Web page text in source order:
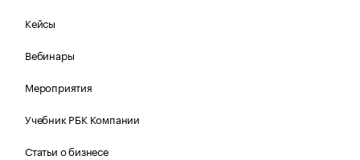
Кейсы
Вебинары
Мероприятия
Учебник РБК Компании
Статьи о бизнесе